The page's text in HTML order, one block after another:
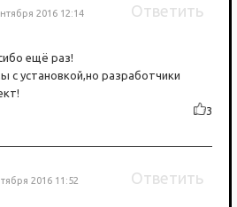
2016 12:14
ещё раз!
с установкой,но разработчики
3
Ответить
2016 11:52 Ответить